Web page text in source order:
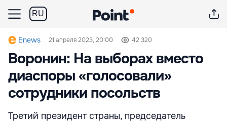
RU
Enews 21 апреля 2023, 20:00 42 320
Воронин: На выборах вместо
диаспоры «голосовали»
сотрудники посольств
Третий президент страны, председатель